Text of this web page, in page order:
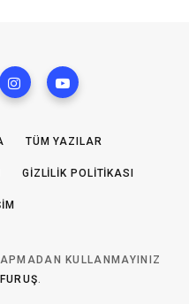
TÜM YAZILAR
GIZLILIK POLITIKASI
KULLANMAYINIZ